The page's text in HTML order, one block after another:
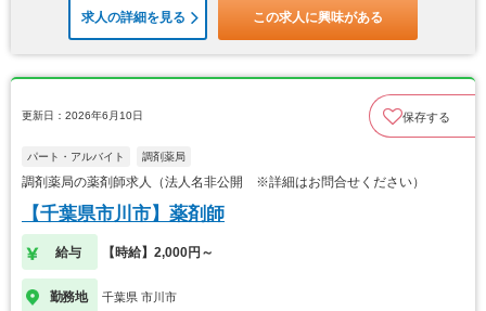
求人の詳細を見る この求人に興味がある
更新日：2026年6月10日 保存する
パート・アルバイト 調剤薬局
調剤薬局の薬剤師求人（法人名非公開 ※詳細はお問合せください）
【千葉県市川市】薬剤師
給与 【時給】2,000円～
勤務地 千葉県 市川市